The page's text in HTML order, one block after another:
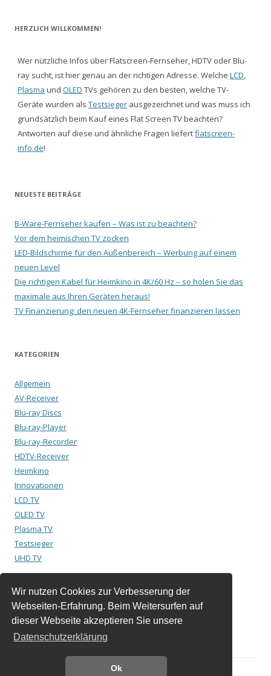
Wir nutzen Cookies zur Verbesserung der
Webseiten-Erfahrung. Beim Weitersurfen auf
dieser Webseite akzeptieren Sie unsere
Datenschutzerklärung
Ok
HERZLICH WILLKOMMEN!
Wer nützliche Infos über Flatscreen-Fernseher, HDTV oder Blu-
ray sucht, ist hier genau an der richtigen Adresse. Welche LCD,
Plasma und OLED TVs gehören zu den besten, welche TV-
Geräte wurden als Testsieger ausgezeichnet und was muss ich
grundsätzlich beim Kauf eines Flat Screen TV beachten?
Antworten auf diese und ähnliche Fragen liefertflatscreen-
info.de!
NEUESTE BEITRÄGE
B-Ware-Fernseher kaufen – Was ist zu beachten?
Vor dem heimischen TV zocken
LED-Bildschirme für den Außenbereich – Werbung auf einem
neuen Level
Die richtigen Kabel für Heimkino in 4K/60 Hz – so holen Sie das
maximale aus Ihren Geräten heraus!
TV Finanzierung: den neuen 4K-Fernseher finanzieren lassen
KATEGORIEN
Allgemein
AV-Receiver
Blu-ray Discs
Blu-ray-Player
Blu-ray-Recorder
HDTV-Receiver
Heimkino
Innovationen
LCD TV
OLED TV
Plasma TV
Testsieger
UHD TV
Suchen
nach: